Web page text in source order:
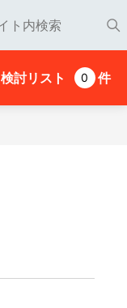
検討リスト 0 件